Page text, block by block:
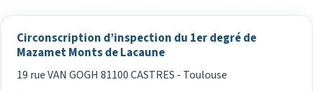
Circonscription d’inspection du 1er degré de
Mazamet Monts de Lacaune
19 rue VAN GOGH 81100 CASTRES - Toulouse